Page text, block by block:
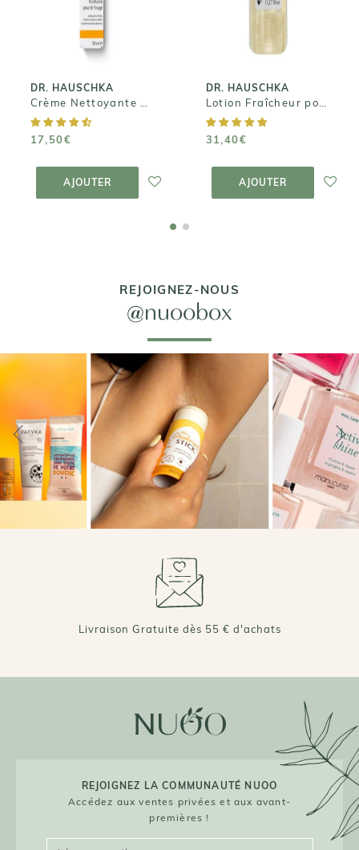
DR. HAUSCHKA
17,50€
AJOUTER
Purifiante pour
le Visage
17,50€
PANIER
DR. HAUSCHKA
31,40€
AJOUTER
les Yeux
31,40€
PANIER
REJOIGNEZ-NOUS
@nuoobox
Livraison Gratuite dès 55 € d'achats
REJOIGNEZ LA COMMUNAUTÉ NUOO
Accédez aux ventes privées et aux avant-
premières !
Bonjour,